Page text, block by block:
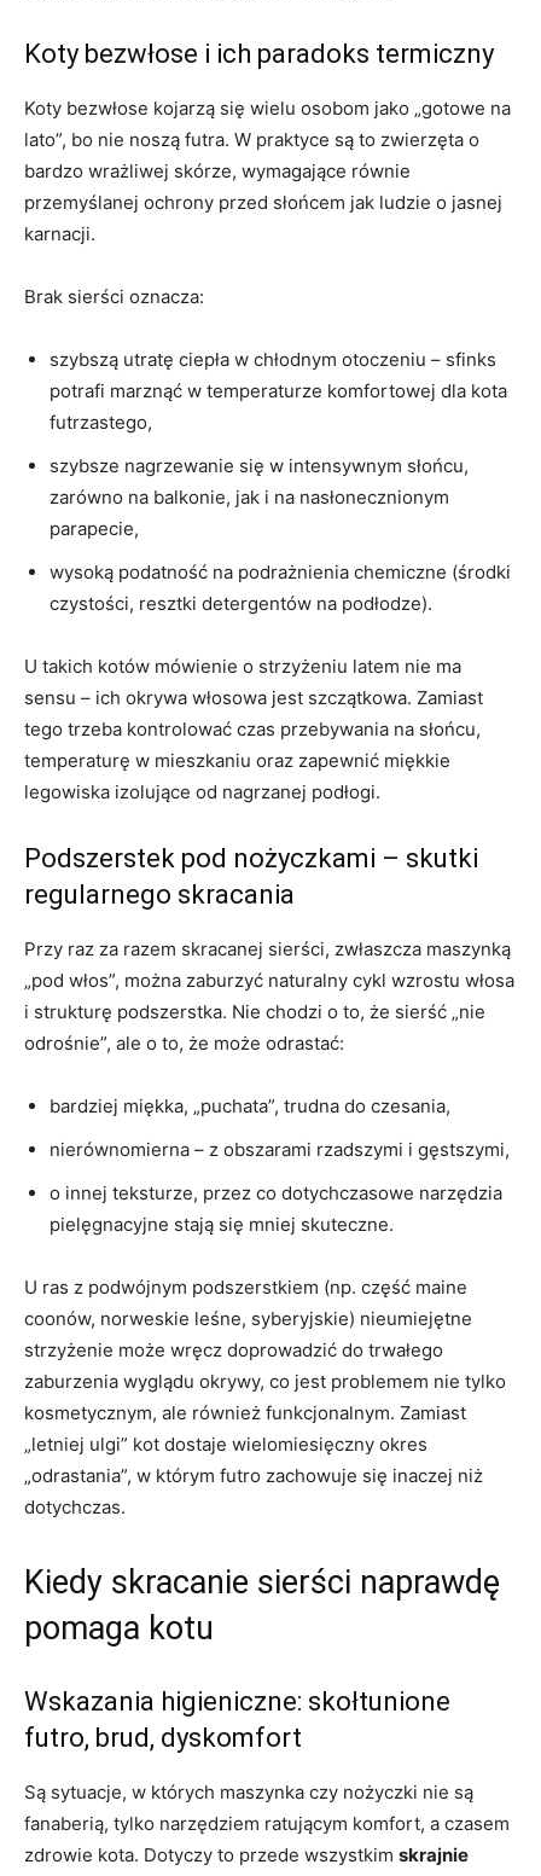
Koty bezwłose i ich paradoks termiczny
Koty bezwłose kojarzą się wielu osobom jako „gotowe na
lato”, bo nie noszą futra. W praktyce są to zwierzęta o
bardzo wrażliwej skórze, wymagające równie
przemyślanej ochrony przed słońcem jak ludzie o jasnej
karnacji.
Brak sierści oznacza:
szybszą utratę ciepła w chłodnym otoczeniu – sfinks
potrafi marznąć w temperaturze komfortowej dla kota
futrzastego,
szybsze nagrzewanie się w intensywnym słońcu,
zarówno na balkonie, jak i na nasłonecznionym
parapecie,
wysoką podatność na podrażnienia chemiczne (środki
czystości, resztki detergentów na podłodze).
U takich kotów mówienie o strzyżeniu latem nie ma
sensu – ich okrywa włosowa jest szczątkowa. Zamiast
tego trzeba kontrolować czas przebywania na słońcu,
temperaturę w mieszkaniu oraz zapewnić miękkie
legowiska izolujące od nagrzanej podłogi.
Podszerstek pod nożyczkami – skutki
regularnego skracania
Przy raz za razem skracanej sierści, zwłaszcza maszynką
„pod włos”, można zaburzyć naturalny cykl wzrostu włosa
i strukturę podszerstka. Nie chodzi o to, że sierść „nie
odrośnie”, ale o to, że może odrastać:
bardziej miękka, „puchata”, trudna do czesania,
nierównomierna – z obszarami rzadszymi i gęstszymi,
o innej teksturze, przez co dotychczasowe narzędzia
pielęgnacyjne stają się mniej skuteczne.
U ras z podwójnym podszerstkiem (np. część maine
coonów, norweskie leśne, syberyjskie) nieumiejętne
strzyżenie może wręcz doprowadzić do trwałego
zaburzenia wyglądu okrywy, co jest problemem nie tylko
kosmetycznym, ale również funkcjonalnym. Zamiast
„letniej ulgi” kot dostaje wielomiesięczny okres
„odrastania”, w którym futro zachowuje się inaczej niż
dotychczas.
Kiedy skracanie sierści naprawdę
pomaga kotu
Wskazania higieniczne: skołtunione
futro, brud, dyskomfort
Są sytuacje, w których maszynka czy nożyczki nie są
fanaberią, tylko narzędziem ratującym komfort, a czasem
zdrowie kota. Dotyczy to przede wszystkim skrajnie